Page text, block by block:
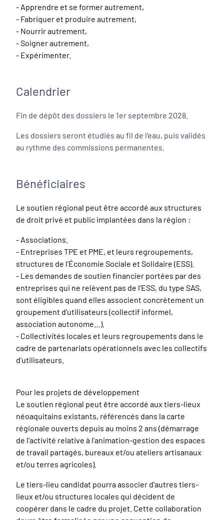
- Apprendre et se former autrement,
- Fabriquer et produire autrement,
- Nourrir autrement,
- Soigner autrement,
- Expérimenter.
Calendrier
Fin de dépôt des dossiers le 1er septembre 2028.
Les dossiers seront étudiés au fil de l'eau, puis validés
au rythme des commissions permanentes.
Bénéficiaires
Le soutien régional peut être accordé aux structures
de droit privé et public implantées dans la région :
- Associations.
- Entreprises TPE et PME, et leurs regroupements,
structures de l'Économie Sociale et Solidaire (ESS).
- Les demandes de soutien financier portées par des
entreprises qui ne relèvent pas de l'ESS, du type SAS,
sont éligibles quand elles associent concrètement un
groupement d'utilisateurs (collectif informel,
association autonome…).
- Collectivités locales et leurs regroupements dans le
cadre de partenariats opérationnels avec les collectifs
d'utilisateurs.
Pour les projets de développement
Le soutien régional peut être accordé aux tiers-lieux
néoaquitains existants, référencés dans la carte
régionale ouverts depuis au moins 2 ans (démarrage
de l'activité relative à l'animation-gestion des espaces
de travail partagés, bureaux et/ou ateliers artisanaux
et/ou terres agricoles).
Le tiers-lieu candidat pourra associer d'autres tiers-
lieux et/ou structures locales qui décident de
coopérer dans le cadre du projet. Cette collaboration